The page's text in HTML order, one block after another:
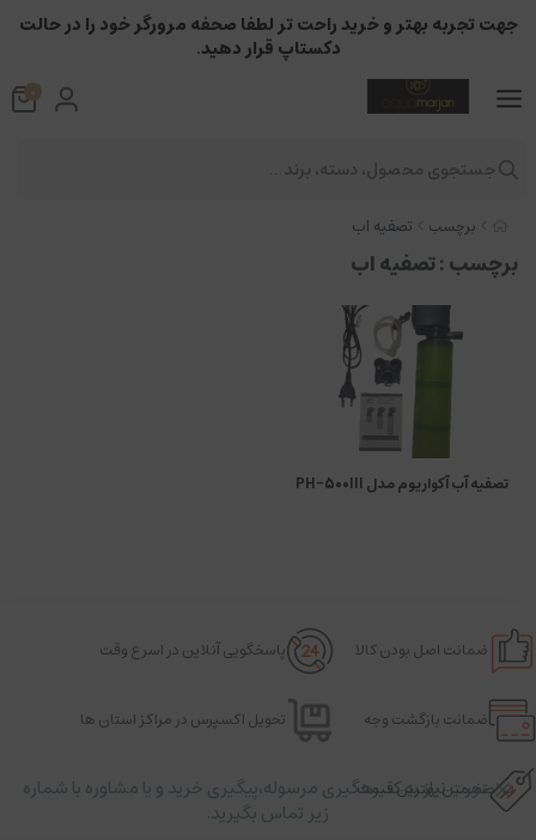
برچسب تصفیه اب
برچسب : تصفیه اب
تصفیه آب آکواریوم مدل PH-500III
ضمانت اصل بودن کالا پاسخگویی آنلاین در اسرع وقت
ضمانت بازگشت وجه تحویل اکسپرس در مراکز استان ها
تضمین بهترین قیمت
جهت تجربه بهتر و خرید راحت تر لطفا صحفه مرورگر خود را در حالت
دکستاپ قرار دهید.
0
جستجوی محصول، دسته، برند...
در صورت نیاز به کد رهگیری مرسوله،پیگیری خرید و یا مشاوره با شماره
زیر تماس بگیرید.